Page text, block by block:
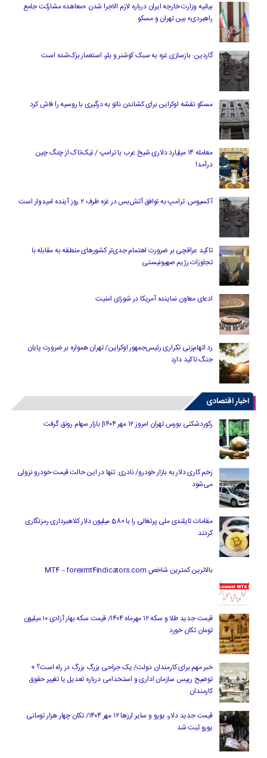
بیانیه وزارت خارجه ایران درباره لازم‌ الاجرا شدن «معاهده مشارکت جامع
راهبردی» بین تهران و مسکو
گاردین: بازسازی غزه به سبک کوشنر و بلر، استعمار بزک‌شده است
مسکو نقشه اوکراین برای کشاندن ناتو به درگیری با روسیه را فاش کرد
معامله ۱۴ میلیارد دلاری شیخ عرب با ترامپ / تیک‌تاک از چنگ چین
درآمد!
آکسیوس: ترامپ به توافق آتش‌بس در غزه ظرف ۲ روز آینده امیدوار است
تاکید عراقچی بر ضرورت اهتمام جدی‌تر کشورهای منطقه به مقابله با
تجاوزات رژیم صهیونیستی
ادعای معاون نماینده آمریکا در شورای امنیت
رد اتهام‌زنی تکراری رئیس‌جمهور اوکراین/ تهران همواره بر ضرورت پایان
جنگ تاکید دارد
اخبار اقتصادی
رکوردشکنی بورس تهران امروز ۱۲ مهر ۱۴۰۴| بازار سهام رونق گرفت
زخم کاری دلار به بازار خودرو/ نادری: تنها در این حالت قیمت خودرو نزولی
می‌شود
مقامات تایلندی ملی پرتغالی را با 580 میلیون دلار کلاهبرداری رمزنگاری
کردند
بالاترین کمترین شاخص MT4 – forexmt4indicators.com
قیمت جدید طلا و سکه ۱۲ مهرماه ۱۴۰۴/ قیمت سکه بهار آزادی ۱۰ میلیون
تومان تکان خورد
خبر مهم برای کارمندان دولت/ یک جراحی بزرگ بزرگ در راه است؟ +
توضیح رییس سازمان اداری و استخدامی درباره تعدیل یا تغییر حقوق
کارمندان
قیمت جدید دلار، یورو و سایر ارزها ۱۲ مهر ۱۴۰۴/ تکان چهار هزار تومانی
یورو ثبت شد